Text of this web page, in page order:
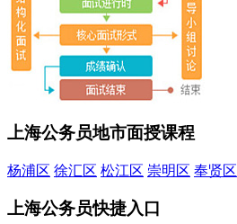
上海公务员地市面授课程
杨浦区 徐汇区 松江区 崇明区 奉贤区
上海公务员快捷入口